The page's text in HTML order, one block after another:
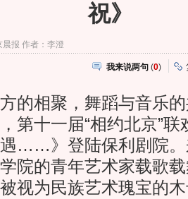
祝》
晨报 作者：李澄
我来说两句 (0)
相聚，舞蹈与音乐的
第十一届“相约北京”
……》登陆保利剧院。
院的青年艺术家载歌
视为民族艺术瑰宝的